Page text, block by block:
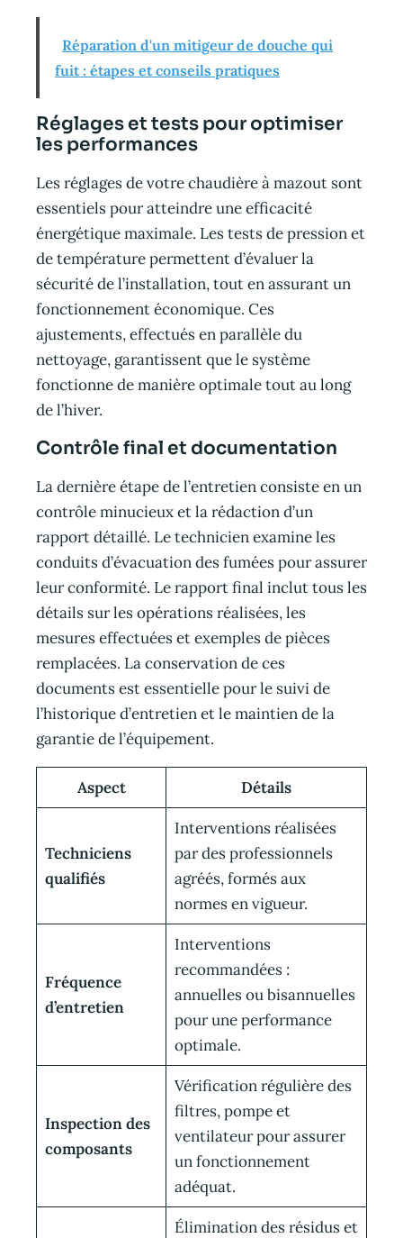
Réparation d'un mitigeur de douche qui
fuit : étapes et conseils pratiques
Réglages et tests pour optimiser
les performances
Les réglages de votre chaudière à mazout sont
essentiels pour atteindre une efficacité
énergétique maximale. Les tests de pression et
de température permettent d’évaluer la
sécurité de l’installation, tout en assurant un
fonctionnement économique. Ces
ajustements, effectués en parallèle du
nettoyage, garantissent que le système
fonctionne de manière optimale tout au long
de l’hiver.
Contrôle final et documentation
La dernière étape de l’entretien consiste en un
contrôle minucieux et la rédaction d’un
rapport détaillé. Le technicien examine les
conduits d’évacuation des fumées pour assurer
leur conformité. Le rapport final inclut tous les
détails sur les opérations réalisées, les
mesures effectuées et exemples de pièces
remplacées. La conservation de ces
documents est essentielle pour le suivi de
l’historique d’entretien et le maintien de la
garantie de l’équipement.
Aspect Détails
Techniciens
qualifiés
Interventions réalisées
par des professionnels
agréés, formés aux
normes en vigueur.
Fréquence
d’entretien
Interventions
recommandées :
annuelles ou bisannuelles
pour une performance
optimale.
Inspection des
composants
Vérification régulière des
filtres, pompe et
ventilateur pour assurer
un fonctionnement
adéquat.
Élimination des résidus et